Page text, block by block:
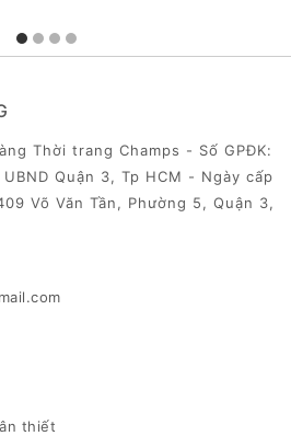
Thời trang Champs - Số GPĐK:
Quận 3, Tp HCM - Ngày cấp
Võ Văn Tần, Phường 5, Quận 3,
thiết